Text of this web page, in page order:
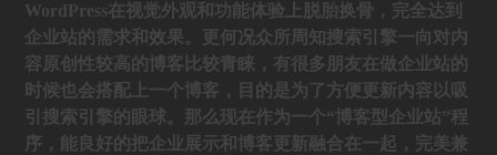
WordPress在视觉外观和功能体验上脱胎换骨，完全达到
企业站的需求和效果。更何况众所周知搜索引擎一向对内
容原创性较高的博客比较青睐，有很多朋友在做企业站的
时候也会搭配上一个博客，目的是为了方便更新内容以吸
引搜索引擎的眼球。那么现在作为一个“博客型企业站”程
序，能良好的把企业展示和博客更新融合在一起，完美兼